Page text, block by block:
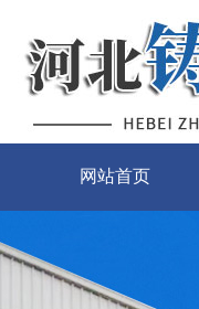
网站首页